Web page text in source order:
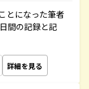
とになった筆者
間の記録と記
詳細を見る